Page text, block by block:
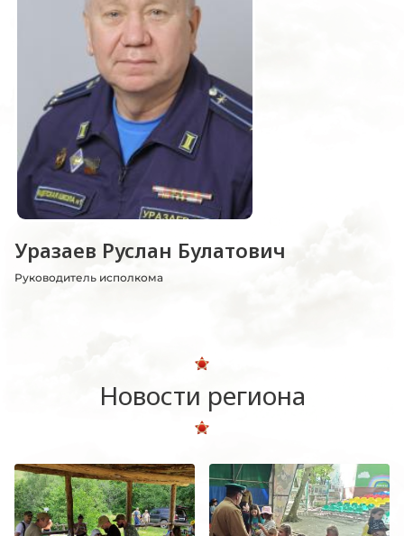
Уразаев Руслан Булатович
Руководитель исполкома
Новости региона